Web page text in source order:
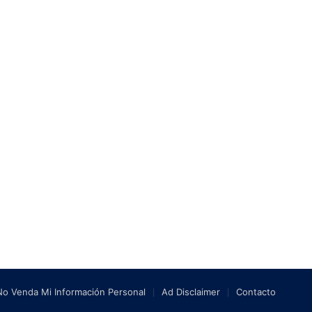
Venda Mi Información Personal Ad Disclaimer Contacto